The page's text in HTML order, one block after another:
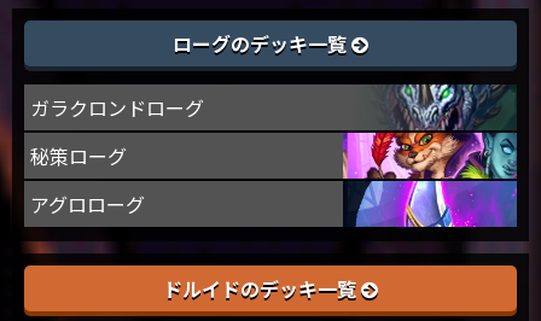
ローグのデッキ一覧
ガラクロンドローグ
秘策ローグ
アグロローグ
ドルイドのデッキ一覧